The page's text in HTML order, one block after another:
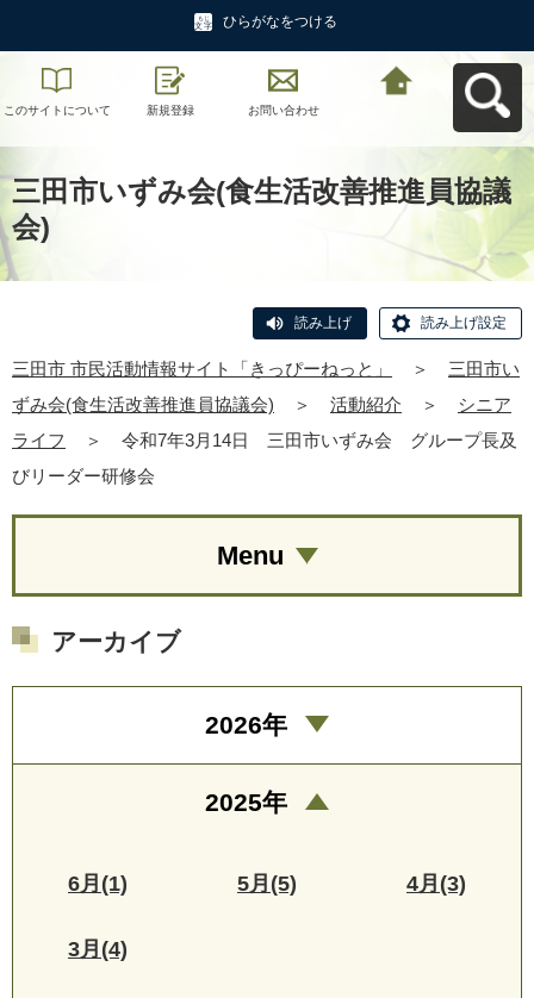
ひらがなをつける
このサイトについて 新規登録 お問い合わせ
三田市いずみ会(食生活改善推進員協議
会)
読み上げ 読み上げ設定
三田市 市民活動情報サイト「きっぴーねっと」 ＞
三田市い
ずみ会(食生活改善推進員協議会)
＞ 活動紹介 ＞
シニア
ライフ
＞
令和7年3月14日 三田市いずみ会 グループ長及
びリーダー研修会
Menu
アーカイブ
2026年
2025年
6月(1) 5月(5) 4月(3)
3月(4)